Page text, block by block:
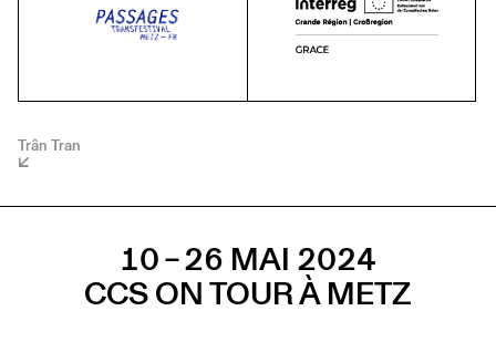
Trân Tran
10 – 26 MAI 2024
CCS ON TOUR À METZ